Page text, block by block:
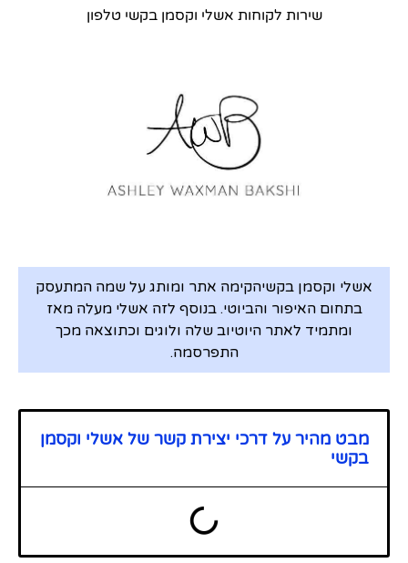
שירות לקוחות אשלי וקסמן בקשי טלפון
וקסמן בקשיהקימה אתר ומותג על שמה המתעסק
האיפור והביוטי. בנוסף לזה אשלי מעלה מאז
ומתמיד לאתר היוטיוב שלה ולוגים וכתוצאה מכך
התפרסמה.
מהיר על דרכי יצירת קשר של אשלי וקסמן